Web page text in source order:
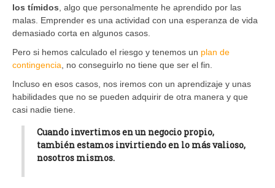
los tímidos , algo que personalmente he aprendido por las
malas. Emprender es una actividad con una esperanza de vida
demasiado corta en algunos casos.
Pero si hemos calculado el riesgo y tenemos un plan de
contingencia , no conseguirlo no tiene que ser el fin.
Incluso en esos casos, nos iremos con un aprendizaje y unas
habilidades que no se pueden adquirir de otra manera y que
casi nadie tiene.
Cuando invertimos en un negocio propio,
también estamos invirtiendo en lo más valioso,
nosotros mismos.